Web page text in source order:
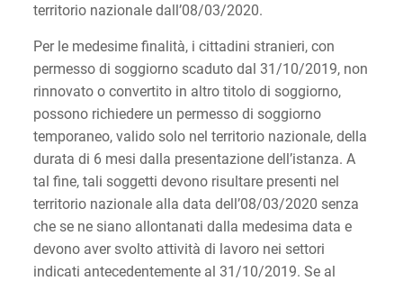
territorio nazionale dall’08/03/2020.
Per le medesime finalità, i cittadini stranieri, con
permesso di soggiorno scaduto dal 31/10/2019, non
rinnovato o convertito in altro titolo di soggiorno,
possono richiedere un permesso di soggiorno
temporaneo, valido solo nel territorio nazionale, della
durata di 6 mesi dalla presentazione dell’istanza. A
tal fine, tali soggetti devono risultare presenti nel
territorio nazionale alla data dell’08/03/2020 senza
che se ne siano allontanati dalla medesima data e
devono aver svolto attività di lavoro nei settori
indicati antecedentemente al 31/10/2019. Se al